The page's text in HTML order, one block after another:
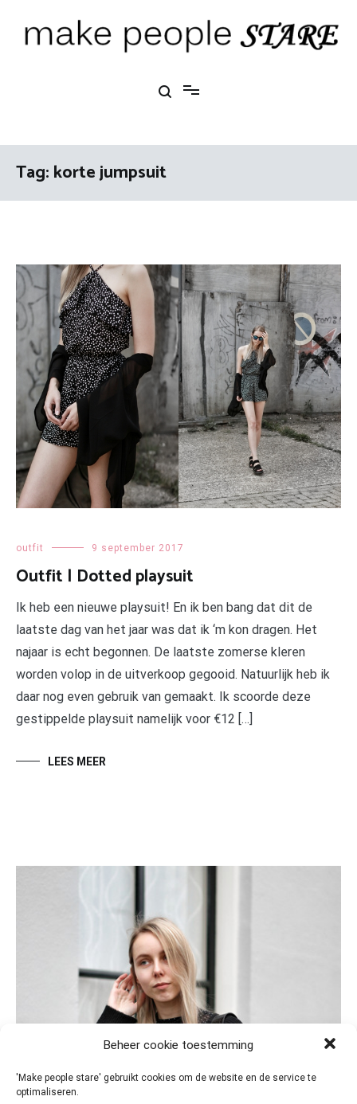
Beheer cookie toestemming
'Make people stare' gebruikt cookies om de website en de service te
optimaliseren.
Tag:korte jumpsuit
outfit 9 september 2017
Outfit | Dotted playsuit
Ik heb een nieuwe playsuit! En ik ben bang dat dit de
laatste dag van het jaar was dat ik ‘m kon dragen. Het
najaar is echt begonnen. De laatste zomerse kleren
worden volop in de uitverkoop gegooid. Natuurlijk heb ik
daar nog even gebruik van gemaakt. Ik scoorde deze
gestippelde playsuit namelijk voor €12 […]
LEES MEER